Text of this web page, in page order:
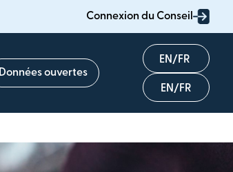
Connexion du Conseil
Données ouvertes
English
Français